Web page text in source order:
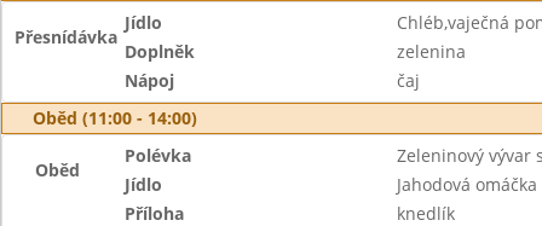
Přesnídávka
Jídlo
Chléb,vaječná
Doplněk
zelenina
Nápoj
čaj
Oběd (11:00 - 14:00)
Oběd
Polévka
Zeleninový vývar
Jídlo
Jahodová omáčka
Příloha
knedlík